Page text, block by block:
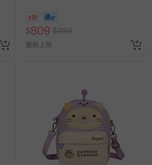
9折
$809 $899
最新上架